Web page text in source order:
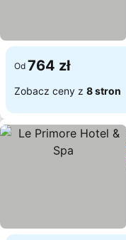
Od 764 zł
Zobacz ceny z 8 stron